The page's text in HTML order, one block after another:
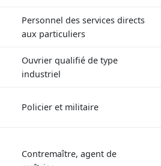
Personnel des services directs
aux particuliers
Ouvrier qualifié de type
industriel
Policier et militaire
Contremaître, agent de